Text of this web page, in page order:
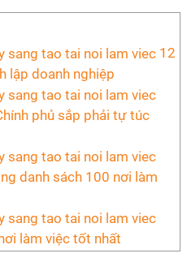
12
lập doanh nghiệp
phủ sắp phải tự túc
danh sách 100 nơi làm
làm việc tốt nhất